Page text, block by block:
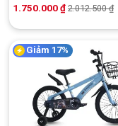
1.750.000₫ 2.012.500₫
Giảm 17%